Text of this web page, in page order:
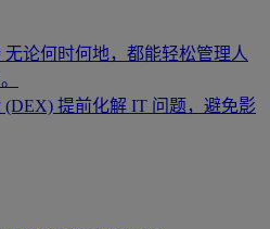
无论何时何地，都能轻松管理人
(DEX) 提前化解 IT 问题，避免影